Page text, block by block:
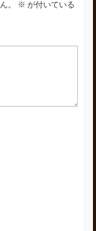
。 ※ が付いている